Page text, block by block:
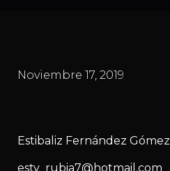
Noviembre 17, 2019
Estibaliz Fernández Gómez
esty_rubia7@hotmail.com